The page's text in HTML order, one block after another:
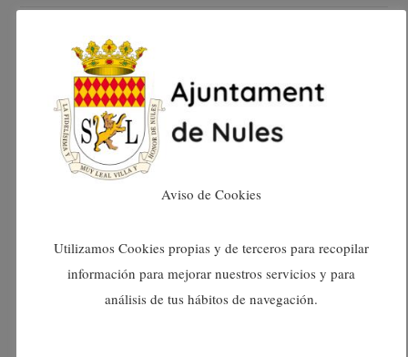
diciembre 2024
noviembre 2024
octubre 2024
agosto 2024
Aviso de Cookies
Utilizamos Cookies propias y de terceros para recopilar
información para mejorar nuestros servicios y para
análisis de tus hábitos de navegación.